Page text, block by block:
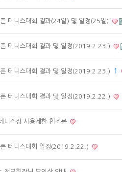
테니스대회 결과(24일) 및 일정(25일)
테니스대회 결과 및 일정(2019.2.23.)
테니스대회 결과 및 일정(2019.2.23.) 1
테니스대회 결과 및 일정(2019.2.22.)
니스장 사용제한 협조문
테니스대회 일정(2019.2.22.)